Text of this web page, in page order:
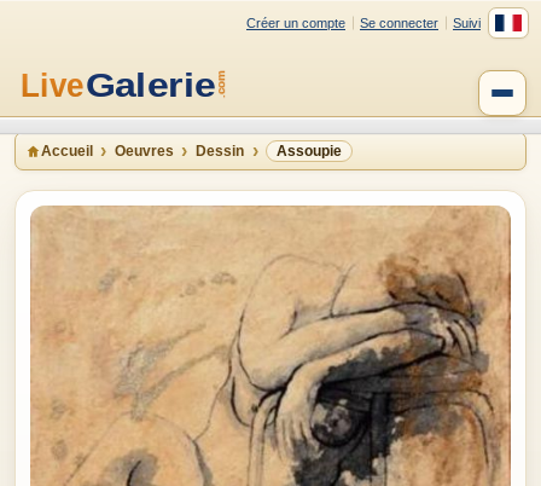
Créer un compte Se connecter Suivi
Accueil Oeuvres Dessin Assoupie